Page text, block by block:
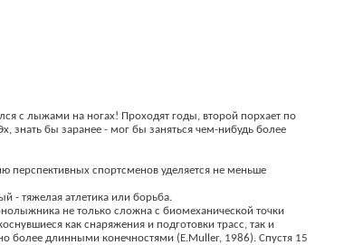
с лыжами на ногах! Проходят годы, второй порхает по
знать бы заранее - мог бы заняться чем-нибудь более
перспективных спортсменов уделяется не меньше
- тяжелая атлетика или борьба.
не только сложна с биомеханической точки
как снаряжения и подготовки трасс, так и
более длинными конечностями (E.Muller, 1986). Спустя 15